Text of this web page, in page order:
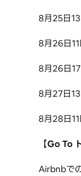
8月25日
8月26日
8月26日
8月27日
8月28日
【Go To
Airbnbで